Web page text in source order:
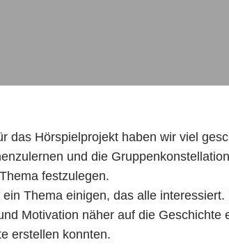
das Hörspielprojekt haben wir viel
und die
festzulegen.
Thema einigen, das alle interessiert.
Motivation näher auf die Geschichte
erstellen konnten.